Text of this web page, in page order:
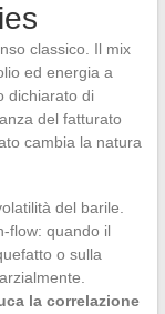
classico. Il mix
ed energia a
dichiarato di
del fatturato
cambia la natura
del barile.
flow: quando il
o sulla
la correlazione